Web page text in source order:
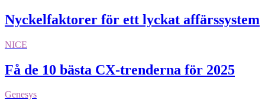
Nyckelfaktorer för ett lyckat affärssystem
NICE
Få de 10 bästa CX-trenderna för 2025
Genesys